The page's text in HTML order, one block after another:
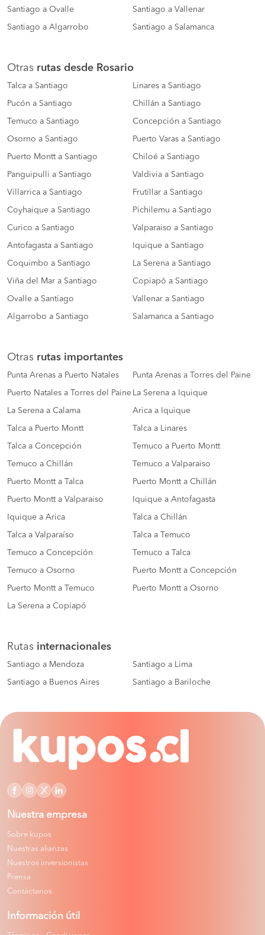
Santiago a Ovalle Santiago a Vallenar
Santiago a Algarrobo Santiago a Salamanca
Otras rutas desde Rosario
Talca a Santiago Linares a Santiago
Pucón a Santiago Chillán a Santiago
Temuco a Santiago Concepción a Santiago
Osorno a Santiago Puerto Varas a Santiago
Puerto Montt a Santiago Chiloé a Santiago
Panguipulli a Santiago Valdivia a Santiago
Villarrica a Santiago Frutillar a Santiago
Coyhaique a Santiago Pichilemu a Santiago
Curico a Santiago Valparaiso a Santiago
Antofagasta a Santiago Iquique a Santiago
Coquimbo a Santiago La Serena a Santiago
Viña del Mar a Santiago Copiapó a Santiago
Ovalle a Santiago Vallenar a Santiago
Algarrobo a Santiago Salamanca a Santiago
Otras rutas importantes
Punta Arenas a Puerto Natales Punta Arenas a Torres del Paine
Puerto Natales a Torres del Paine La Serena a Iquique
La Serena a Calama Arica a Iquique
Talca a Puerto Montt Talca a Linares
Talca a Concepción Temuco a Puerto Montt
Temuco a Chillán Temuco a Valparaiso
Puerto Montt a Talca Puerto Montt a Chillán
Puerto Montt a Valparaiso Iquique a Antofagasta
Iquique a Arica Talca a Chillán
Talca a Valparaíso Talca a Temuco
Temuco a Concepción Temuco a Talca
Temuco a Osorno Puerto Montt a Concepción
Puerto Montt a Temuco Puerto Montt a Osorno
La Serena a Copiapó
Rutas internacionales
Santiago a Mendoza Santiago a Lima
Santiago a Buenos Aires Santiago a Bariloche
Nuestra empresa
Sobre kupos
Nuestras alianzas
Nuestros inversionistas
Prensa
Contáctanos
Información útil